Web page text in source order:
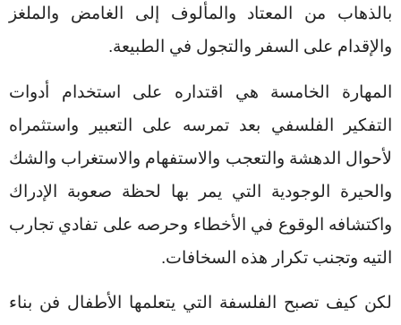
بالذهاب من المعتاد والمألوف إلى الغامض والملغز
والإقدام على السفر والتجول في الطبيعة.
المهارة الخامسة هي اقتداره على استخدام أدوات
التفكير الفلسفي بعد تمرسه على التعبير واستثمراه
لأحوال الدهشة والتعجب والاستفهام والاستغراب والشك
والحيرة الوجودية التي يمر بها لحظة صعوبة الإدراك
واكتشافه الوقوع في الأخطاء وحرصه على تفادي تجارب
التيه وتجنب تكرار هذه السخافات.
لكن كيف تصبح الفلسفة التي يتعلمها الأطفال فن بناء